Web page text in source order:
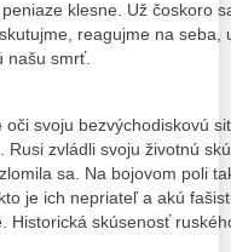
klesne. Už čoskoro
reagujme na seba,
našu smrť.
svoju bezvýchodiskovú
zvládli svoju životnú
sa. Na bojovom poli
je ich nepriateľ a akú
Historická skúsenosť